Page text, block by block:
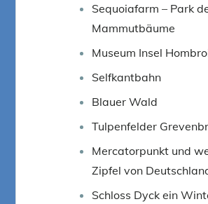
Sequoiafarm – Park
Mammutbäume
Museum Insel
Selfkantbahn
Blauer Wald
Tulpenfelder
Mercatorpunkt und
Zipfel von
Schloss Dyck ein